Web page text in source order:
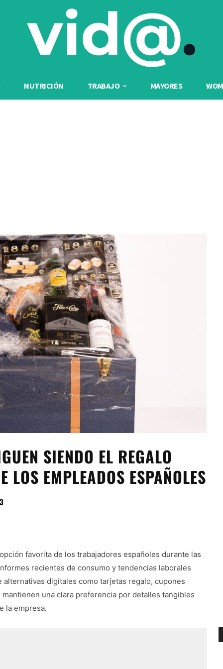
NUTRICIÓN TRABAJO MAYORES
SIENDO EL REGALO
LOS EMPLEADOS ESPAÑOLES
favorita de los trabajadores españoles durante las
recientes de consumo y tendencias laborales
digitales como tarjetas regalo, cupones
una clara preferencia por detalles tangibles
la empresa.